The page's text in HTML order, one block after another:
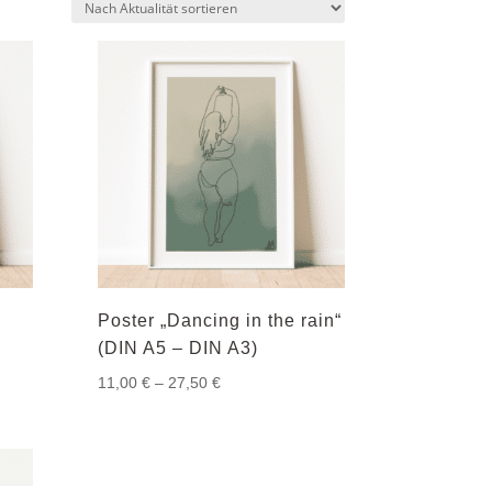
Poster „Dancing in the rain“
(DIN A5 – DIN A3)
11,00€ – 27,50€Preisspanne: